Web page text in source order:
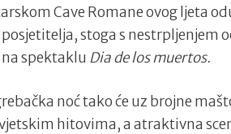
Cave Romane ovog ljeta
stoga s nestrpljenjem
spektaklu Dia de los muertos.
noć tako će uz brojne
hitovima, a atraktivna